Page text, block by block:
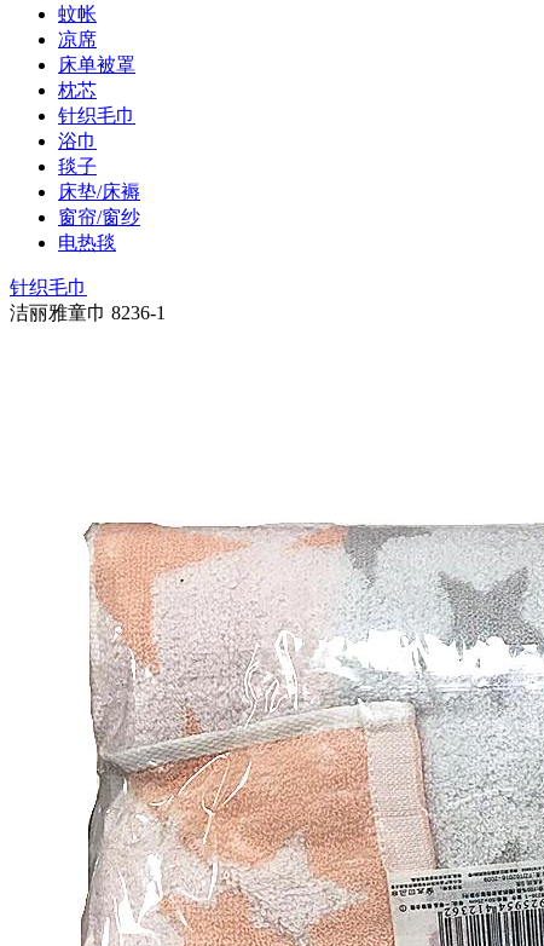
蚊帐
凉席
床单被罩
枕芯
针织毛巾
浴巾
毯子
床垫/床褥
窗帘/窗纱
电热毯
针织毛巾
洁丽雅童巾 8236-1